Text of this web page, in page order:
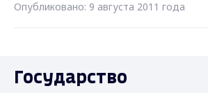
Опубликовано: 9 августа 2011 года
Государство